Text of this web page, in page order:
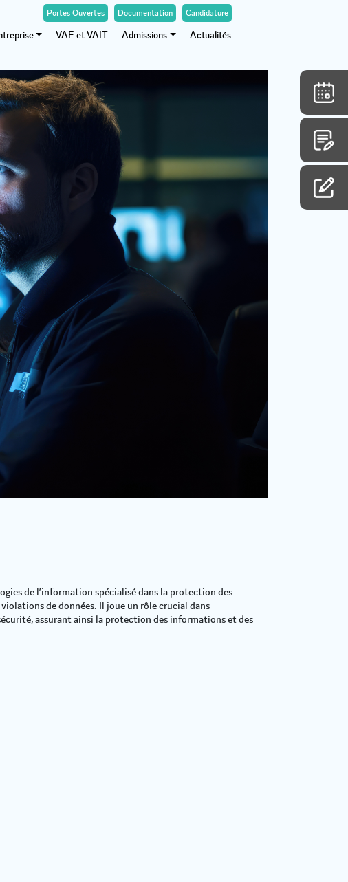
Portes Ouvertes Documentation Candidature
VAE et VAIT Admissions Actualités
de l’information spécialisé dans la protection des
de données. Il joue un rôle crucial dans
assurant ainsi la protection des informations et des